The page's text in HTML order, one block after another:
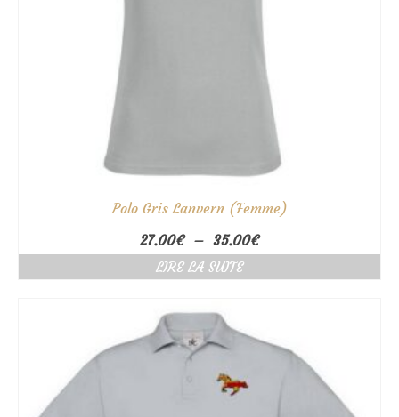
Polo Gris Lanvern (Femme)
27.00€ – 35.00€Plage
de
LIRE LA SUITE